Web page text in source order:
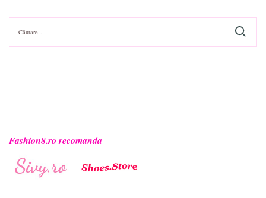
Caută
după:
Fashion8.ro recomanda